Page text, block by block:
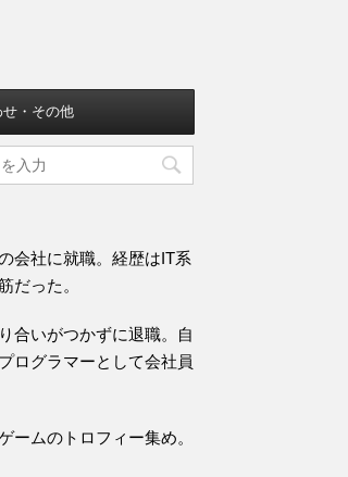
・その他
会社に就職。経歴はIT系
だった。
合いがつかずに退職。自
ログラマーとして会社員
ームのトロフィー集め。